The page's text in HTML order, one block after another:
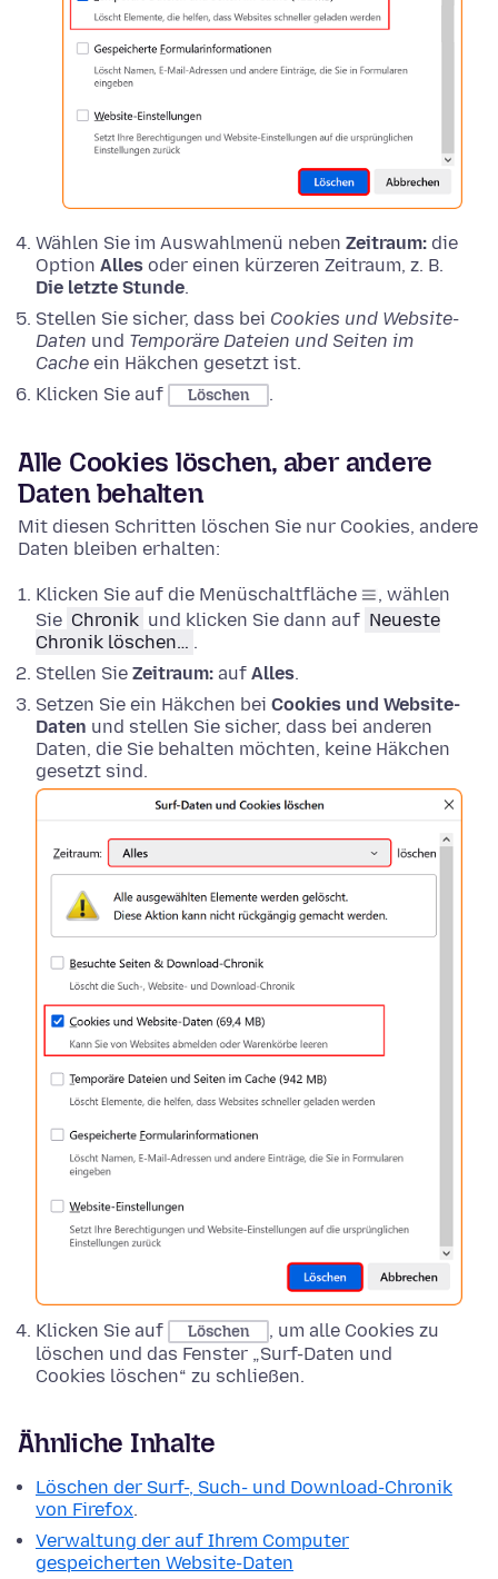
Wählen Sie im Auswahlmenü neben Zeitraum: die
Option Alles oder einen kürzeren Zeitraum, z. B.
Die letzte Stunde.
Stellen Sie sicher, dass bei Cookies und Website-
Daten und Temporäre Dateien und Seiten im
Cache ein Häkchen gesetzt ist.
Klicken Sie auf
Löschen .
Alle Cookies löschen, aber andere
Daten behalten
Mit diesen Schritten löschen Sie nur Cookies, andere
Daten bleiben erhalten:
Klicken Sie auf die Menüschaltfläche
, wählen
Sie Chronik und klicken Sie dann auf Neueste
Chronik löschen… .
Stellen Sie Zeitraum: auf Alles.
Setzen Sie ein Häkchen bei Cookies und Website-
Daten und stellen Sie sicher, dass bei anderen
Daten, die Sie behalten möchten, keine Häkchen
gesetzt sind.
Klicken Sie auf Löschen
, um alle Cookies zu
löschen und das Fenster „Surf-Daten und
Cookies löschen“ zu schließen.
Ähnliche Inhalte
Löschen der Surf-, Such- und Download-Chronik
von Firefox.
Verwaltung der auf Ihrem Computer
gespeicherten Website-Daten